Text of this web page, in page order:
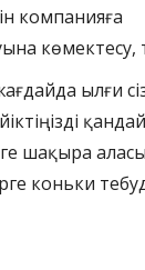
компанияға
көмектесу,
ылғи
шақыра
коньки